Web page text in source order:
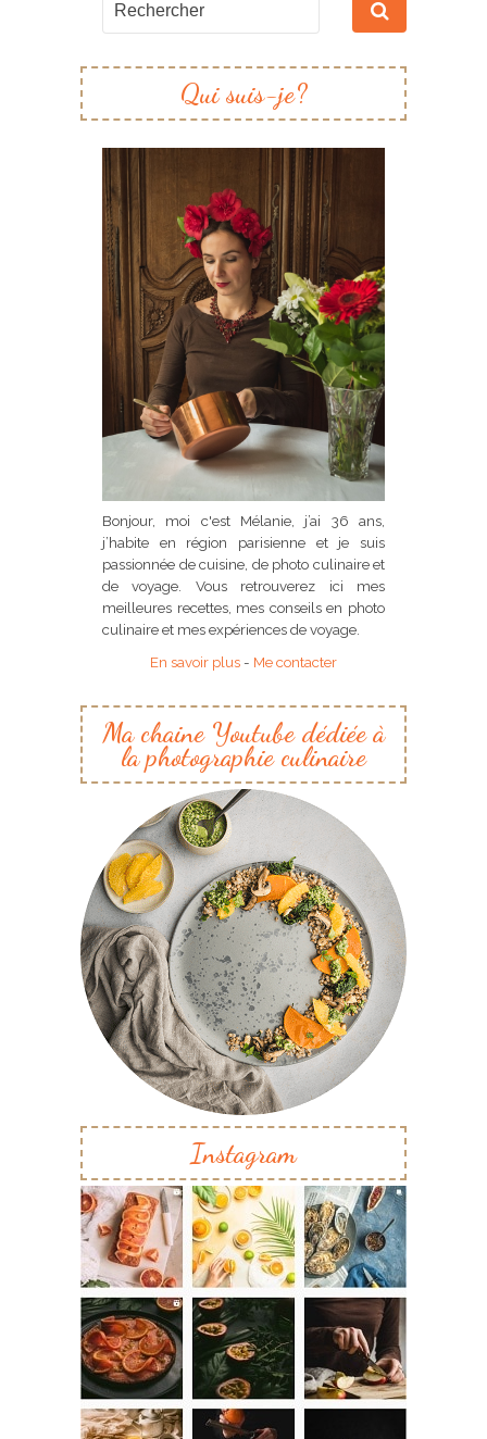
Qui suis-je?
Bonjour, moi c'est Mélanie, j’ai 36 ans,
j’habite en région parisienne et je suis
passionnée de cuisine, de photo culinaire et
de voyage. Vous retrouverez ici mes
meilleures recettes, mes conseils en photo
culinaire et mes expériences de voyage.
En savoir plus - Me contacter
Ma chaine Youtube dédiée à
la photographie culinaire
Instagram